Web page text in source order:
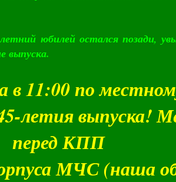
юбилей остался позади,
выпуска.
в 11:00 по
летия выпуска!
перед КПП
МЧС (наша